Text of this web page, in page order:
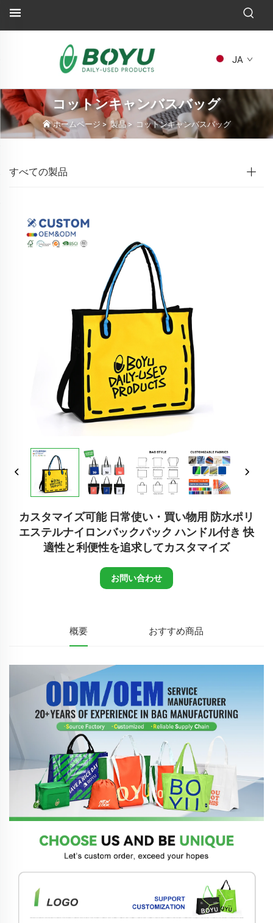
JA
コットンキャンバスバッグ
ホームページ > 製品> コットンキャンバスバッグ
すべての製品
カスタマイズ可能 日常使い・買い物用 防水ポリ
エステルナイロンバックパック ハンドル付き 快
適性と利便性を追求してカスタマイズ
お問い合わせ
概要 おすすめ商品